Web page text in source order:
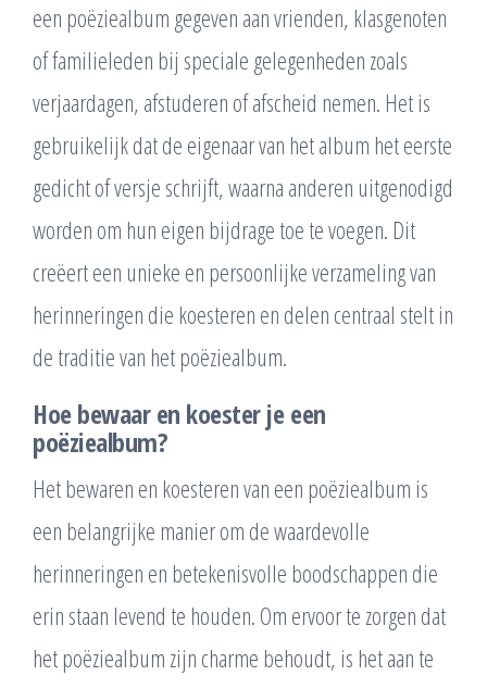
een poëziealbum gegeven aan vrienden, klasgenoten
of familieleden bij speciale gelegenheden zoals
verjaardagen, afstuderen of afscheid nemen. Het is
gebruikelijk dat de eigenaar van het album het eerste
gedicht of versje schrijft, waarna anderen uitgenodigd
worden om hun eigen bijdrage toe te voegen. Dit
creëert een unieke en persoonlijke verzameling van
herinneringen die koesteren en delen centraal stelt in
de traditie van het poëziealbum.
Hoe bewaar en koester je een
poëziealbum?
Het bewaren en koesteren van een poëziealbum is
een belangrijke manier om de waardevolle
herinneringen en betekenisvolle boodschappen die
erin staan levend te houden. Om ervoor te zorgen dat
het poëziealbum zijn charme behoudt, is het aan te